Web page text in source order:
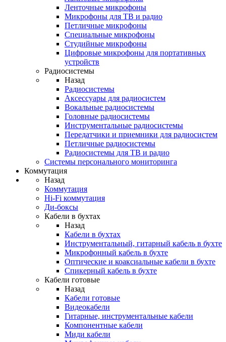
Ленточные микрофоны
Микрофоны для ТВ и радио
Петличные микрофоны
Специальные микрофоны
Студийные микрофоны
Цифровые микрофоны для портативных
устройств
Радиосистемы
Назад
Радиосистемы
Аксессуары для радиосистем
Вокальные радиосистемы
Головные радиосистемы
Инструментальные радиосистемы
Передатчики и приемники для радиосистем
Петличные радиосистемы
Радиосистемы для ТВ и радио
Системы персонального мониторинга
Коммутация
Назад
Коммутация
Hi-Fi коммутация
Ди-боксы
Кабели в бухтах
Назад
Кабели в бухтах
Инструментальный, гитарный кабель в бухте
Микрофонный кабель в бухте
Оптические и коаксиальные кабели в бухте
Спикерный кабель в бухте
Кабели готовые
Назад
Кабели готовые
Видеокабели
Гитарные, инструментальные кабели
Компонентные кабели
Миди кабели